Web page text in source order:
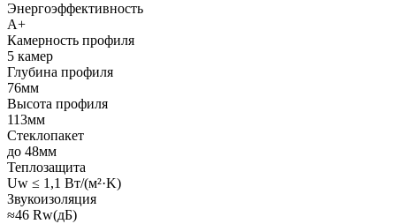
Энергоэффективность
A+
Камерность профиля
5 камер
Глубина профиля
76мм
Высота профиля
113мм
Стеклопакет
до 48мм
Теплозащита
Uw ≤ 1,1 Вт/(м²·K)
Звукоизоляция
≈46 Rw(дБ)